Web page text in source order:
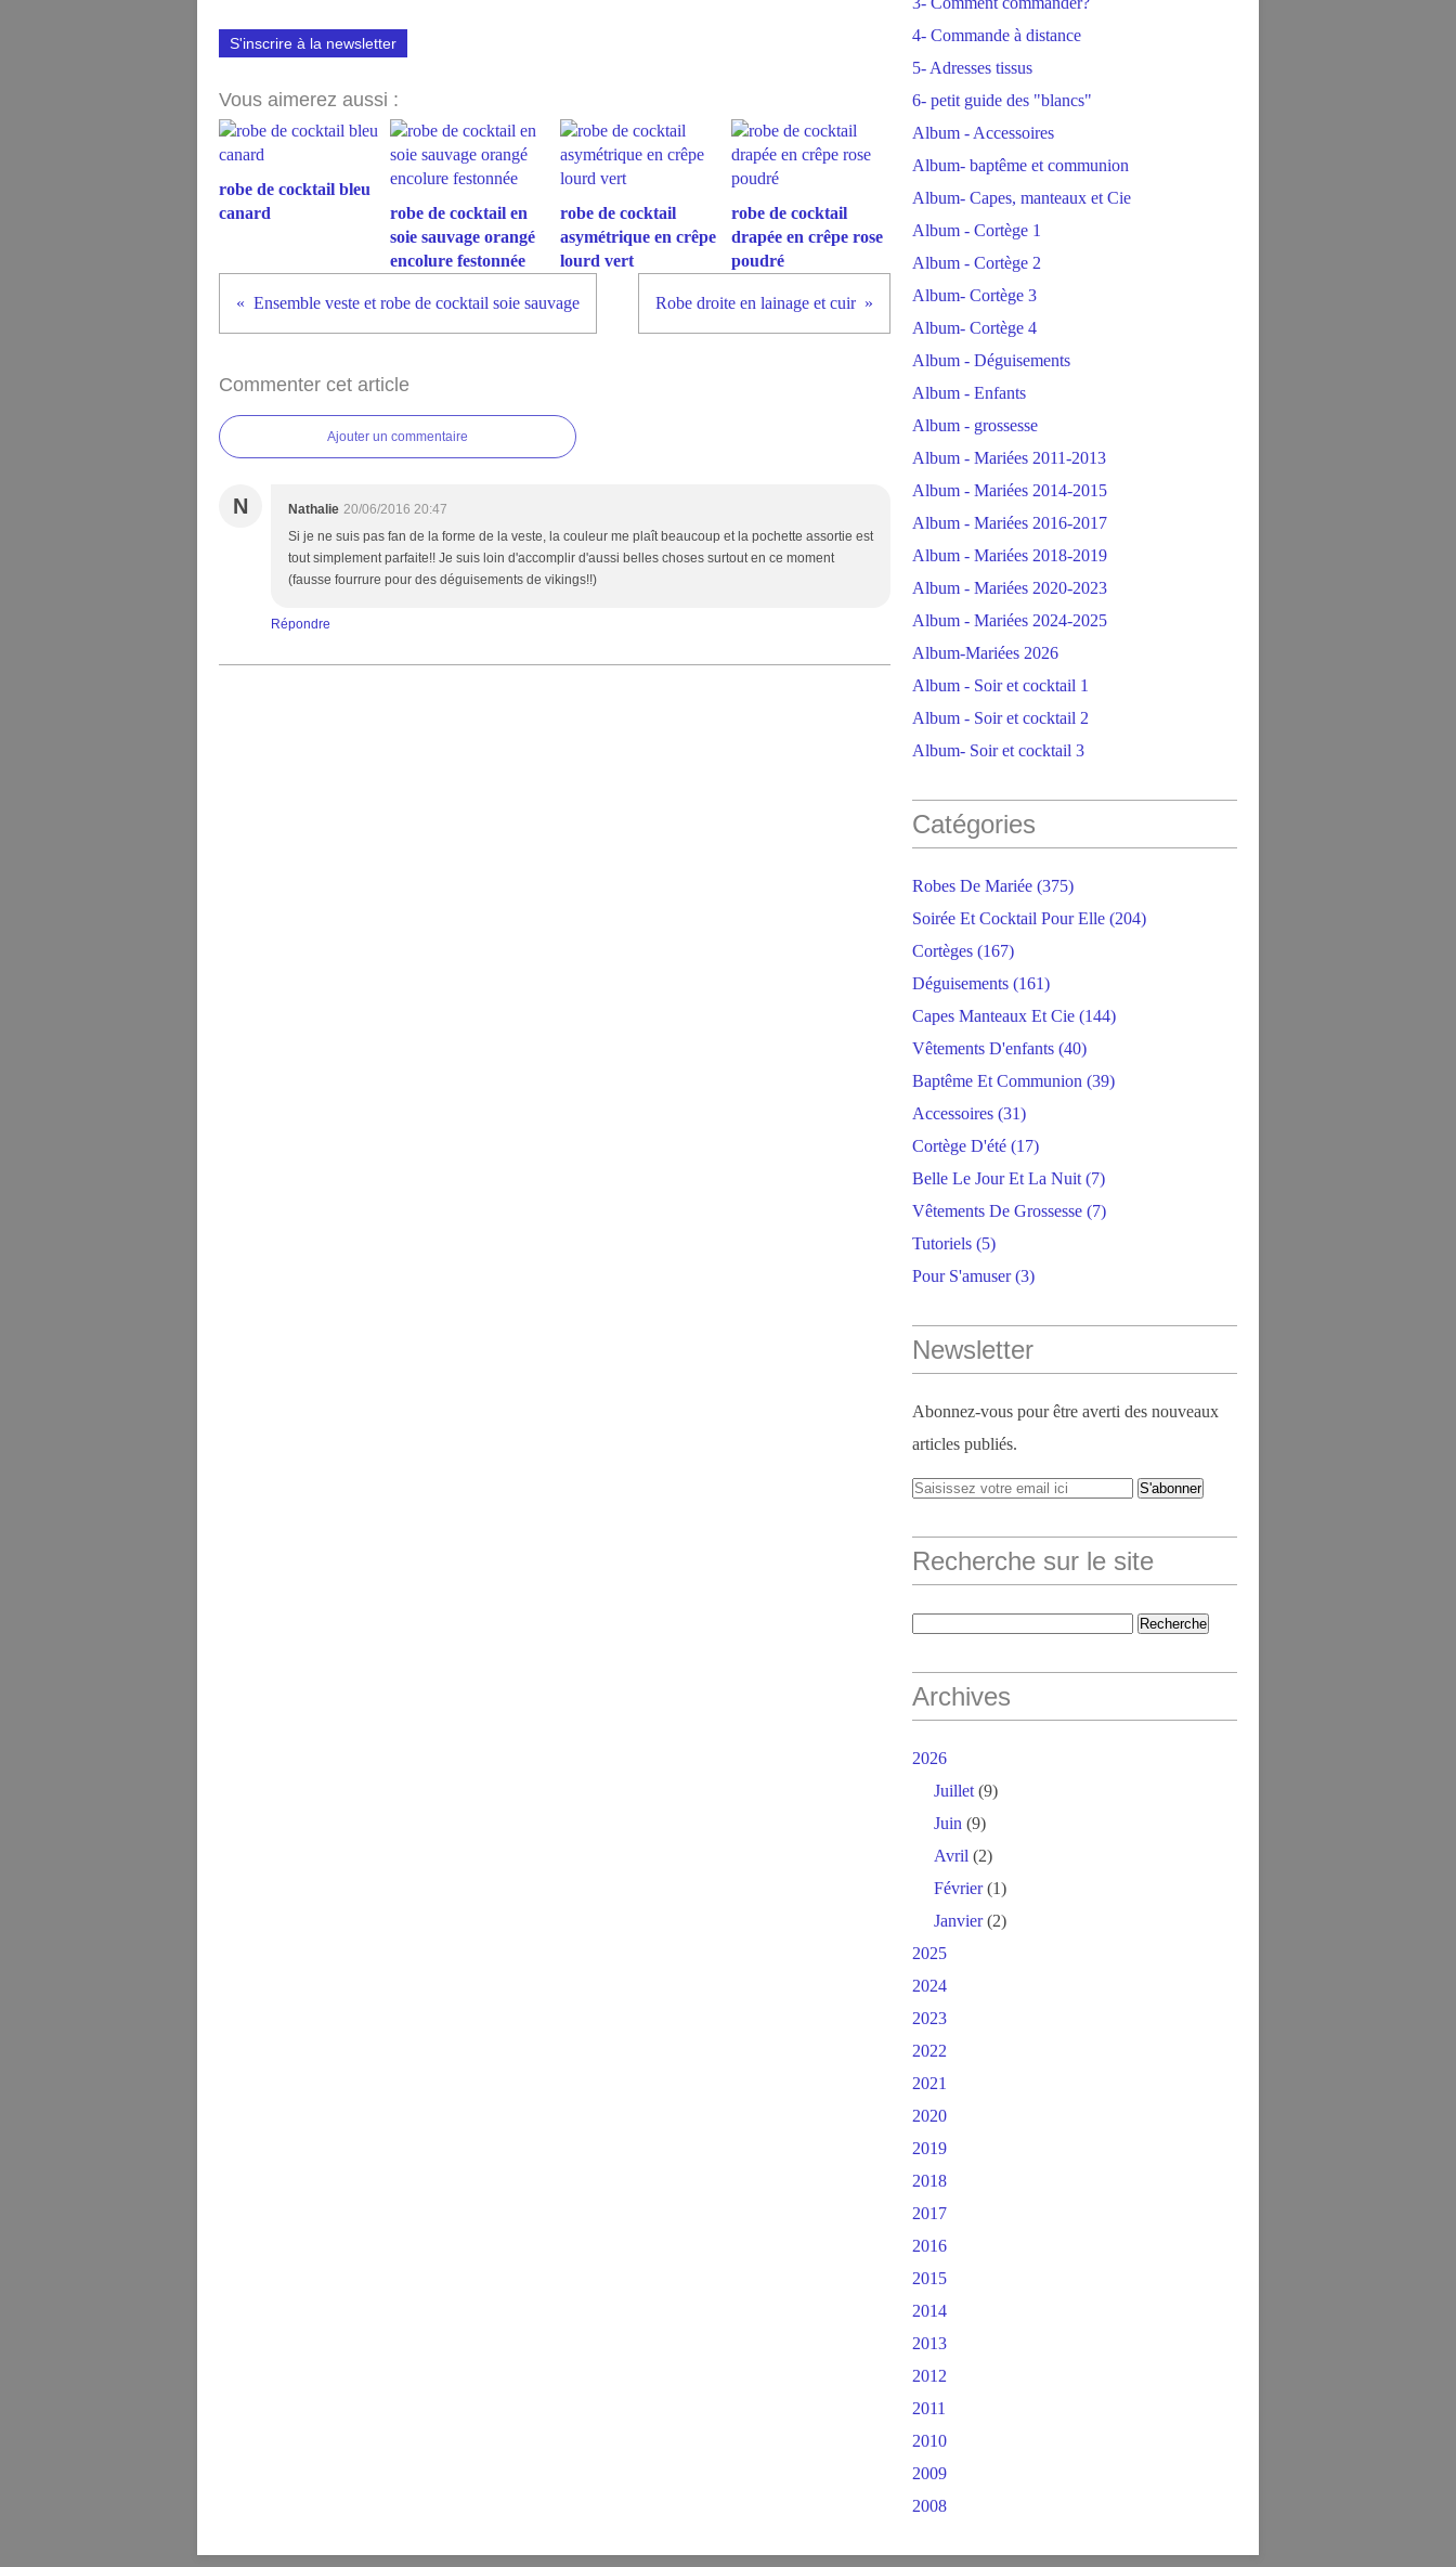
S'inscrire à la newsletter
Vous aimerez aussi :
robe de cocktail bleu
canard
robe de cocktail en
soie sauvage orangé
encolure festonnée
robe de cocktail
asymétrique en crêpe
lourd vert
robe de cocktail
drapée en crêpe rose
poudré
Ensemble veste et robe de cocktail soie sauvage Robe droite en lainage et cuir
Commenter cet article
Ajouter un commentaire
N Nathalie 20/06/2016 20:47
Si je ne suis pas fan de la forme de la veste, la couleur me plaît beaucoup et la pochette assortie est
tout simplement parfaite!! Je suis loin d'accomplir d'aussi belles choses surtout en ce moment
(fausse fourrure pour des déguisements de vikings!!)
Répondre
4- Commande à distance
5- Adresses tissus
6- petit guide des "blancs"
Album - Accessoires
Album- baptême et communion
Album- Capes, manteaux et Cie
Album - Cortège 1
Album - Cortège 2
Album- Cortège 3
Album- Cortège 4
Album - Déguisements
Album - Enfants
Album - grossesse
Album - Mariées 2011-2013
Album - Mariées 2014-2015
Album - Mariées 2016-2017
Album - Mariées 2018-2019
Album - Mariées 2020-2023
Album - Mariées 2024-2025
Album-Mariées 2026
Album - Soir et cocktail 1
Album - Soir et cocktail 2
Album- Soir et cocktail 3
Catégories
Robes De Mariée (375)
Soirée Et Cocktail Pour Elle (204)
Cortèges (167)
Déguisements (161)
Capes Manteaux Et Cie (144)
Vêtements D'enfants (40)
Baptême Et Communion (39)
Accessoires (31)
Cortège D'été (17)
Belle Le Jour Et La Nuit (7)
Vêtements De Grossesse (7)
Tutoriels (5)
Pour S'amuser(3)
Newsletter
Abonnez-vous pour être averti des nouveaux
articles publiés.
Recherche sur le site
Archives
2026
Juillet (9)
Juin (9)
Avril (2)
Février(1)
Janvier(2)
2025
2024
2023
2022
2021
2020
2019
2018
2017
2016
2015
2014
2013
2012
2011
2010
2009
2008